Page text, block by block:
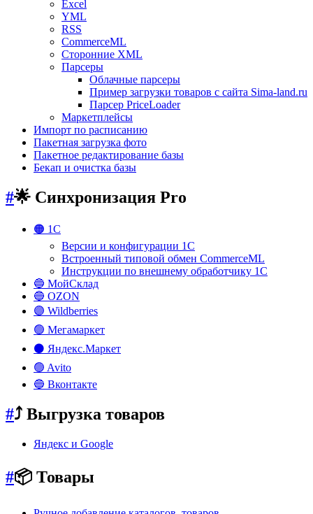
Excel
YML
RSS
CommerceML
Сторонние XML
Парсеры
Облачные парсеры
Пример загрузки товаров с сайта Sima-land.ru
Парсер PriceLoader
Маркетплейсы
Импорт по расписанию
Пакетная загрузка фото
Пакетное редактирование базы
Бекап и очистка базы
#🌟 Синхронизация Pro
🟠 1С
Версии и конфигурации 1С
Встроенный типовой обмен CommerceML
Инструкции по внешнему обработчику 1С
🔵 МойСклад
🔵 OZON
🟣 Wildberries
🟢 Мегамаркет
⚫ Яндекс.Маркет
🟢 Avito
🔵 Вконтакте
#⤴️ Выгрузка товаров
Яндекс и Google
#📦 Товары